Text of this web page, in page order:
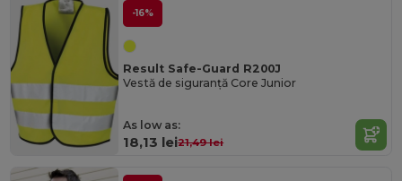
-16%
Result Safe-Guard R200J
Vestă de siguranță Core Junior
As low as:
18,13 lei21,49 lei